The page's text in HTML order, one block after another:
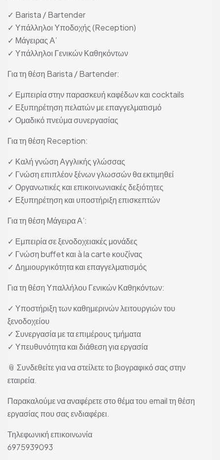
✓ Barista / Bartender
✓ Υπάλληλοι Υποδοχής (Reception)
✓ Μάγειρας Α’
✓ Υπάλληλοι Γενικών Καθηκόντων
Για τη θέση Barista / Bartender:
✓ Εμπειρία στην παρασκευή καφέδων και cocktails
✓ Εξυπηρέτηση πελατών με επαγγελματισμό
✓ Ομαδικό πνεύμα συνεργασίας
Για τη θέση Reception:
✓ Καλή γνώση Αγγλικής γλώσσας
✓ Γνώση επιπλέον ξένων γλωσσών θα εκτιμηθεί
✓ Οργανωτικές και επικοινωνιακές δεξιότητες
✓ Εξυπηρέτηση και υποστήριξη επισκεπτών
Για τη θέση Μάγειρα Α’:
✓ Εμπειρία σε ξενοδοχειακές μονάδες
✓ Γνώση buffet και à la carte κουζίνας
✓ Δημιουργικότητα και επαγγελματισμός
Για τη θέση Υπαλλήλου Γενικών Καθηκόντων:
✓ Υποστήριξη των καθημερινών λειτουργιών του
ξενοδοχείου
✓ Συνεργασία με τα επιμέρους τμήματα
✓ Υπευθυνότητα και διάθεση για εργασία
📎 Συνδεθείτε για να στείλετε το βιογραφικό σας στην
εταιρεία.
Παρακαλούμε να αναφέρετε στο θέμα του email τη θέση
εργασίας που σας ενδιαφέρει.
Τηλεφωνική επικοινωνία
6975939093